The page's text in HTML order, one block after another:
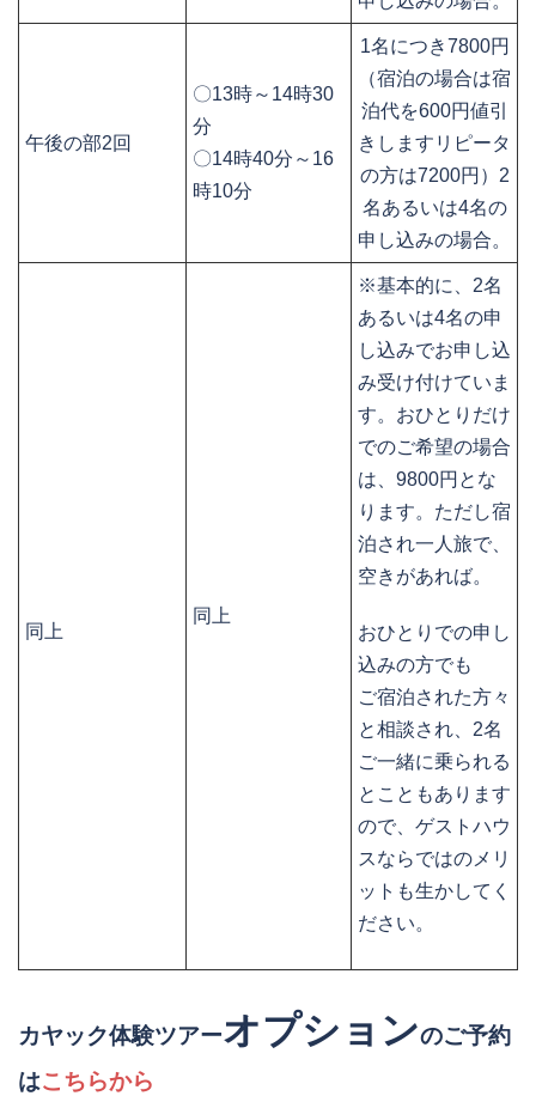
午後の部2回
〇13時～14時30
分
〇14時40分～16
時10分
1名につき7800円
（宿泊の場合は宿
泊代を600円値引
きしますリピータ
の方は7200円）2
名あるいは4名の
申し込みの場合。
同上
同上
※基本的に、2名
あるいは4名の申
し込みでお申し込
み受け付けていま
す。おひとりだけ
でのご希望の場合
は、9800円とな
ります。ただし宿
泊され一人旅で、
空きがあれば。
おひとりでの申し
込みの方でも
ご宿泊された方々
と相談され、2名
ご一緒に乗られる
とこともあります
ので、ゲストハウ
スならではのメリ
ットも生かしてく
ださい。
カヤック体験ツアーオプションのご予約
はこちらから